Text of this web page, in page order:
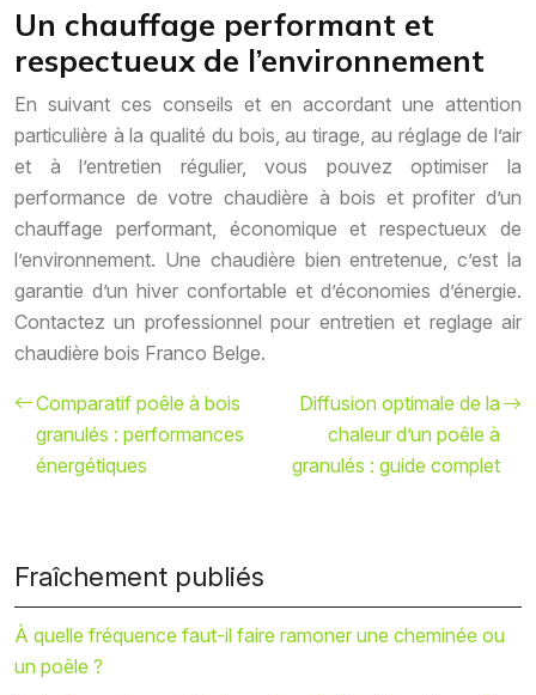
Un chauffage performant et
respectueux de l’environnement
En suivant ces conseils et en accordant une attention
particulière à la qualité du bois, au tirage, au réglage de l’air
et à l’entretien régulier, vous pouvez optimiser la
performance de votre chaudière à bois et profiter d’un
chauffage performant, économique et respectueux de
l’environnement. Une chaudière bien entretenue, c’est la
garantie d’un hiver confortable et d’économies d’énergie.
Contactez un professionnel pour entretien et reglage air
chaudière bois Franco Belge.
Comparatif poêle à bois
granulés : performances
énergétiques
Diffusion optimale de la
chaleur d’un poêle à
granulés : guide complet
Fraîchement publiés
À quelle fréquence faut-il faire ramoner une cheminée ou
un poêle ?